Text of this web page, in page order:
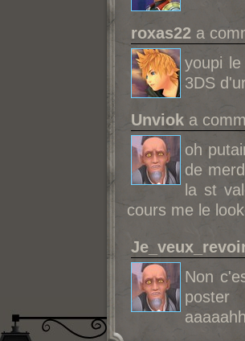
roxas22 a
youpi
3DS
Unviok a
oh
de
la st
cours me le
Non
poster